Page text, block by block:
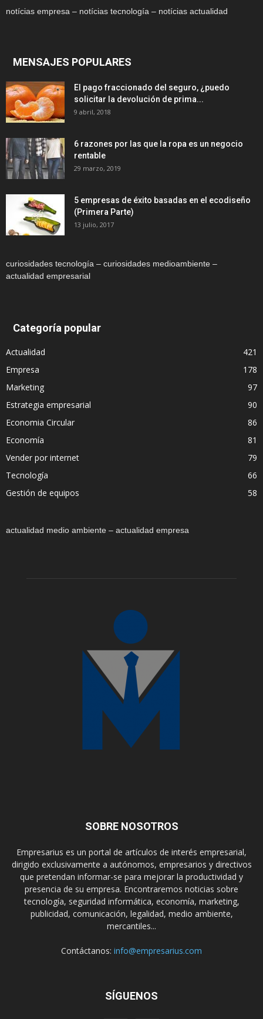
notícias empresa – notícias tecnología – notícias actualidad
MENSAJES POPULARES
El pago fraccionado del seguro, ¿puedo
solicitar la devolución de prima...
9 abril, 2018
6 razones por las que la ropa es un negocio
rentable
29 marzo, 2019
5 empresas de éxito basadas en el ecodiseño
(Primera Parte)
13 julio, 2017
curiosidades tecnología – curiosidades medioambiente –
actualidad empresarial
Categoría popular
Actualidad
421
Empresa
178
Marketing
97
Estrategia empresarial
90
Economia Circular
86
Economía
81
Vender por internet
79
Tecnología
66
Gestión de equipos
58
actualidad medio ambiente – actualidad empresa
SOBRE NOSOTROS
Empresarius es un portal de artículos de interés empresarial,
dirigido exclusivamente a autónomos, empresarios y directivos
que pretendan informar-se para mejorar la productividad y
presencia de su empresa. Encontraremos noticias sobre
tecnología, seguridad informática, economía, marketing,
publicidad, comunicación, legalidad, medio ambiente,
mercantiles...
Contáctanos: info@empresarius.com
SÍGUENOS